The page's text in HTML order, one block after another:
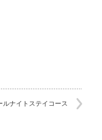
ルナイトステイコース